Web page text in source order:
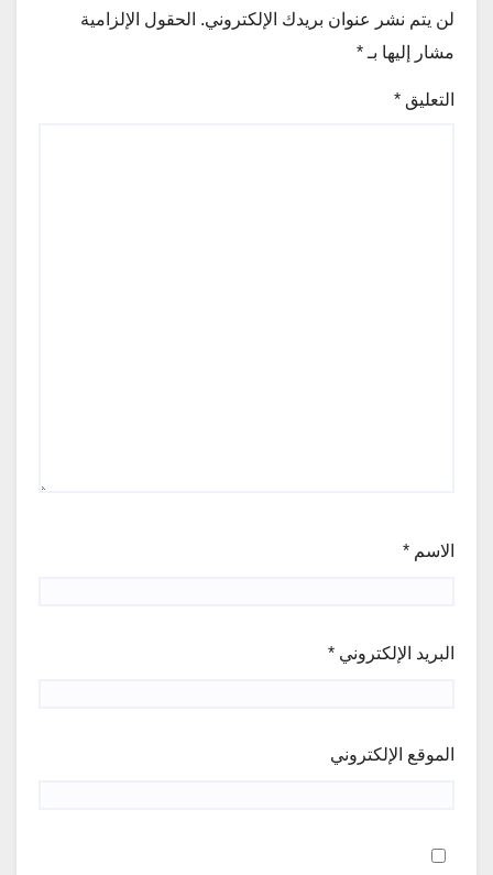
لن يتم نشر عنوان بريدك الإلكتروني. الحقول الإلزامية
مشار إليها بـ *
التعليق *
الاسم *
البريد الإلكتروني *
الموقع الإلكتروني